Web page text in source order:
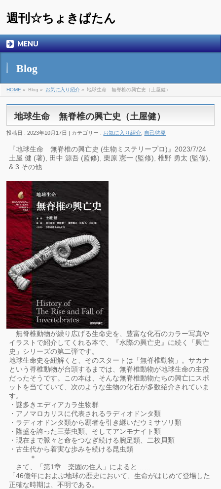
週刊☆ちょきぱたん
MENU
Blog
HOME » Blog » お気に入り紹介 » 地球生命 無脊椎の興亡史（土屋健）
地球生命 無脊椎の興亡史（土屋健）
投稿日 : 2023年10月17日 | カテゴリー : お気に入り紹介 自己啓発
『地球生命 無脊椎の興亡史 (生物ミステリープロ)』2023/7/24
土屋 健 (著), 田中 源吾 (監修), 栗原 憲一 (監修), 椎野 勇太 (監修),
& 3 その他
無脊椎動物が繰り広げる生命史を、豊富な化石のカラー写真や
イラストで紹介してくれる本で、『水際の興亡史』に続く「興亡
史」シリーズの第二弾です。
地球生命史を紐解くと、そのスタートは「無脊椎動物」。サカナ
という脊椎動物が台頭するまでは、無脊椎動物が地球生命の主役
だったそうです。この本は、そんな無脊椎動物たちの興亡にスポ
ットを当てていて、次のような生物の化石が多数紹介されていま
す。
・謎多きエディアカラ生物群
・アノマロカリスに代表されるラディオドンタ類
・ラディオドンタ類から覇者を引き継いだウミサソリ類
・隆盛を誇った三葉虫類、そしてアンモナイト類
・現在まで脈々と命をつなぎ続ける腕足類、二枚貝類
・古生代から着実な歩みを続ける昆虫類
＊
さて、「第1章 楽園の住人」によると……
「46億年におよぶ地球の歴史において、生命がはじめて登場した
正確な時期は、不明である。